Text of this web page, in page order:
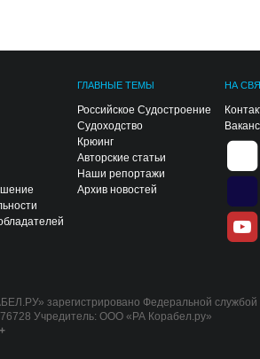
ГЛАВНЫЕ ТЕМЫ
Российское Судостроение
Судоходство
Крюинг
Авторские статьи
Наши репортажи
Архив новостей
НА
зарегистрировано Федеральной
Учредитель: ООО «РА Корабел.ру»